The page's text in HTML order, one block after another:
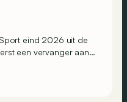
eind 2026 uit de
een vervanger aan